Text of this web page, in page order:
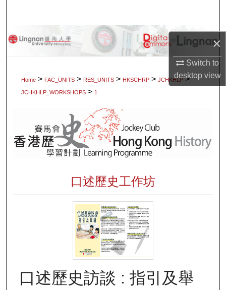
×
Switch to
desktopview
Browse Collections
Digital Commons Network™
Home > FAC_UNITS > RES_UNITS > HKSCHRP > JCHKHLP >
JCHKHLP_WORKSHOPS > 1
口述歷史工作坊
口述歷史訪談 : 指引及舉